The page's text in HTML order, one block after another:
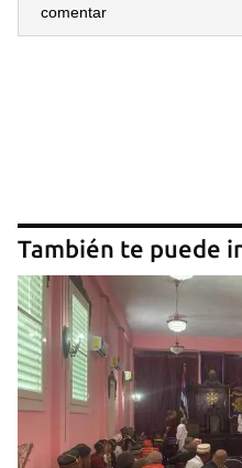
comentar
También te puede